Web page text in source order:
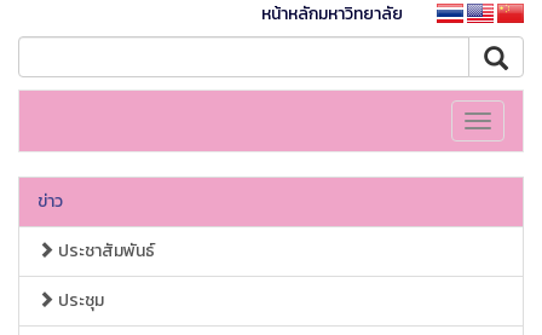
หน้าหลักมหาวิทยาลัย
Toggle
ข่าว
ประชาสัมพันธ์
ประชุม